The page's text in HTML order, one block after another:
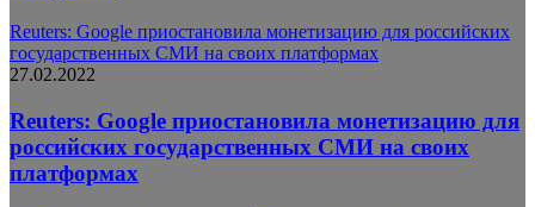
Reuters: Google приостановила монетизацию для российских
государственных СМИ на своих платформах
27.02.2022
Reuters: Google приостановила монетизацию для
российских государственных СМИ на своих
платформах